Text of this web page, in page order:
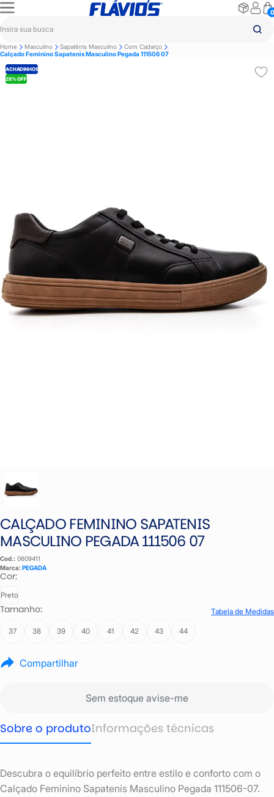
0
Home Masculino Sapatênis Masculino
Com Cadarço
Calçado Feminino Sapatenis Masculino Pegada 111506 07
28% OFF
ACHADINHOS
CALÇADO FEMININO SAPATENIS
MASCULINO PEGADA 111506 07
Cod.: 0609411
Marca: PEGADA
Cor:
Preto
Tamanho: Tabela de Medidas
37 38 39 40 41 42 43 44
Compartilhar
Sem estoque avise-me
Sobre o produtoInformações técnicas
Descubra o equilíbrio perfeito entre estilo e conforto com o
Calçado Feminino Sapatenis Masculino Pegada 111506-07.